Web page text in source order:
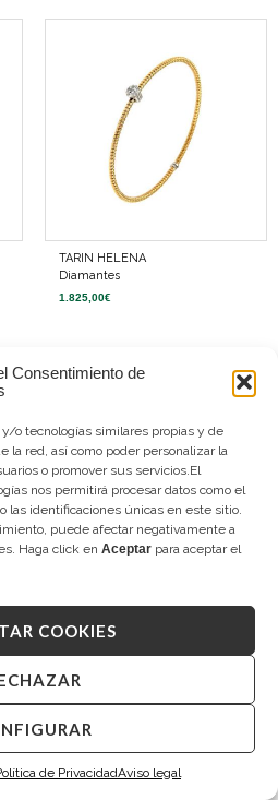
Consentimiento de
o tecnologías similares propias y de
la red, así como poder personalizar la
o promover sus servicios.El
nos permitirá procesar datos como el
las identificaciones únicas en este sitio.
puede afectar negativamente a
Haga click en Aceptar para aceptar el
COOKIES
de PrivacidadAviso legal
TARIN HELENA
Diamantes
1.825,00€
1.990,00€